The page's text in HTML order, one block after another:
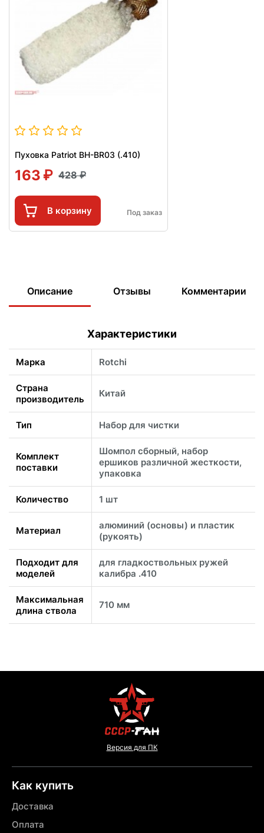
Пуховка Patriot BH-BR03 (.410)
163 428
В корзину Под заказ
Описание Отзывы Комментарии
Характеристики
Марка Rotchi
Страна
производитель
Китай
Тип Набор для чистки
Комплект
поставки
Шомпол сборный, набор
ершиков различной жесткости,
упаковка
Количество 1 шт
Материал
алюминий (основы) и пластик
(рукоять)
Подходит для
моделей
для гладкоствольных ружей
калибра .410
Максимальная
длина ствола
710 мм
Версия для ПК
Как купить
Доставка
Оплата